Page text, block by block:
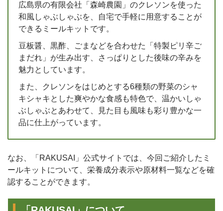
広島県の有限会社「森崎農園」のクレソンを使った
和風しゃぶしゃぶを、自宅で手軽に用意することが
できるミールキットです。
豆板醤、黒酢、ごまなどを合わせた「特製ピリ辛ご
まだれ」が生み出す、さっぱりとした後味の辛みを
魅力としています。
また、クレソンをはじめとする6種類の野菜のシャ
キシャキとした爽やかな食感も特色で、温かいしゃ
ぶしゃぶとあわせて、見た目も風味も彩り豊かな一
品に仕上がっています。
なお、「RAKUSAI」公式サイトでは、今回ご紹介したミ
ールキットについて、栄養成分表示や原材料一覧などを確
認することができます。